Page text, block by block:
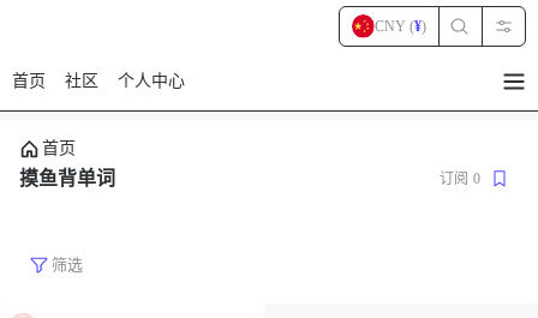
首页 社区 个人中心
CNY (¥)
首页
摸鱼背单词 订阅 0
筛选